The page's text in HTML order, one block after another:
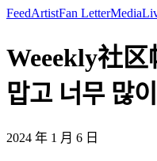
FeedArtistFan LetterMedia
Weeekly社区
맙고 너무 많
2024 年 1 月 6 日